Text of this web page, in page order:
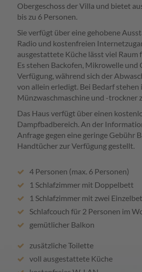
Obergeschoss der Villa und bietet
bis zu 6 Personen.
Sie verfügt über eine gehobene
Radio und kostenfreien
ausgestattete Küche lässt viel Raum
Es stehen Backofen, Mikrowelle und
Verfügung, während sich der
von allein erledigt. Bei Bedarf stehen
Münzwaschmaschine und -trockner
Das Haus verfügt über einen
Dampfbadbereich. An der
Anfrage gegen eine geringe Gebühr
Handtücher zur Verfügung gestellt.
4 Personen (max. 6 Personen)
1 Schlafzimmer mit Doppelbett
1 Schlafzimmer mit zwei
Schlafcouch für 2 Personen im
gemütlicher Balkon
zusätzliche Toilette
voll ausgestattete Küche